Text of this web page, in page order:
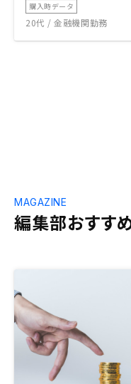
購入時データ
20代 / 金融機関勤務
編集部おすす
MAGAZINE